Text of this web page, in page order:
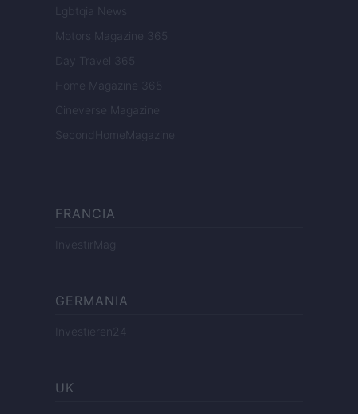
Lgbtqia News
Motors Magazine 365
Day Travel 365
Home Magazine 365
Cineverse Magazine
SecondHomeMagazine
FRANCIA
InvestirMag
GERMANIA
Investieren24
UK